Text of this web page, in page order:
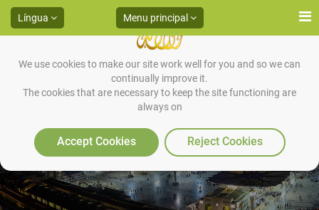
We use cookies to make our site work well for you and so we can
continually improve it.
The cookies that are necessary to keep the site functioning are
always on
Accept Cookies Reject Cookies
Língua Menu principal
Tranquilidade e Paraíso